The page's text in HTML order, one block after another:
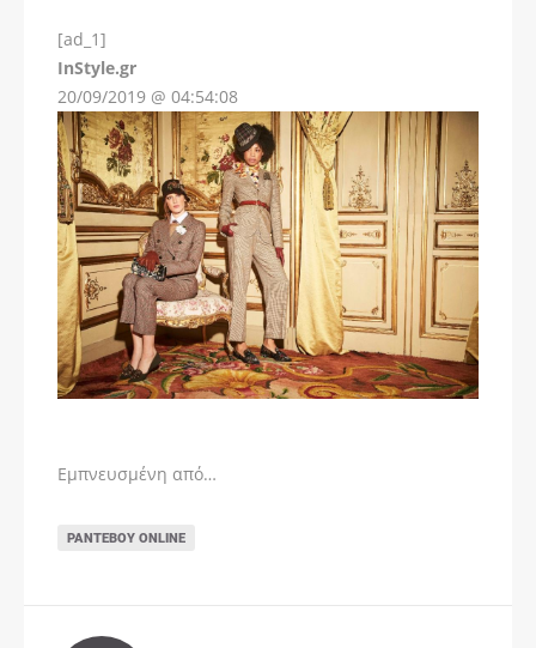
[ad_1]
InStyle.gr
20/09/2019 @ 04:54:08
Εμπνευσμένη από…
ΡΑΝΤΕΒΟΎ ONLINE